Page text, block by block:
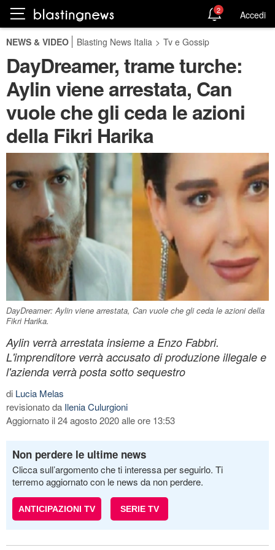
2 Accedi
NEWS & VIDEO Blasting News Italia > Tv e Gossip
DayDreamer, trame turche:
Aylin viene arrestata, Can
vuole che gli ceda le azioni
della Fikri Harika
DayDreamer: Aylin viene arrestata, Can vuole che gli ceda le azioni della
Fikri Harika.
Aylin verrà arrestata insieme a Enzo Fabbri.
L'imprenditore verrà accusato di produzione illegale e
l'azienda verrà posta sotto sequestro
di Lucia Melas
revisionato da Ilenia Culurgioni
Aggiornato il 24 agosto 2020 alle ore 13:53
Non perdere le ultime news
Clicca sull’argomento che ti interessa per seguirlo. Ti
terremo aggiornato con le news da non perdere.
ANTICIPAZIONI TV SERIE TV